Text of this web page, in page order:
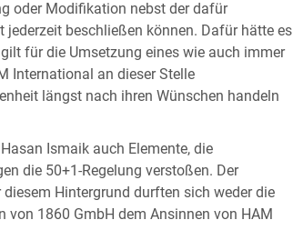
oder Modifikation nebst der dafür
beschließen können. Dafür hätte es
für die Umsetzung eines wie auch immer
International an dieser Stelle
längst nach ihren Wünschen handeln
Ismaik auch Elemente, die
die 50+1-Regelung verstoßen. Der
Hintergrund durften sich weder die
von 1860 GmbH dem Ansinnen von HAM